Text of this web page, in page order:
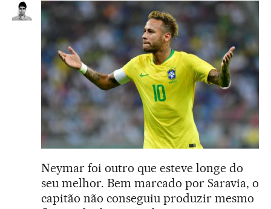
Neymar foi outro que esteve longe do
seu melhor. Bem marcado por Saravia, o
capitão não conseguiu produzir mesmo